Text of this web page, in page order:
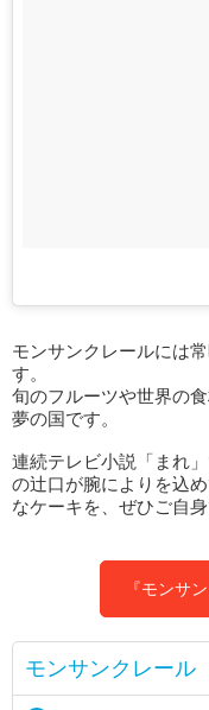
モンサンクレールには
す。
旬のフルーツや世界の
夢の国です。
連続テレビ小説「まれ
の辻口が腕によりを込
なケーキを、ぜひご自
『モンサ
モンサンクレール